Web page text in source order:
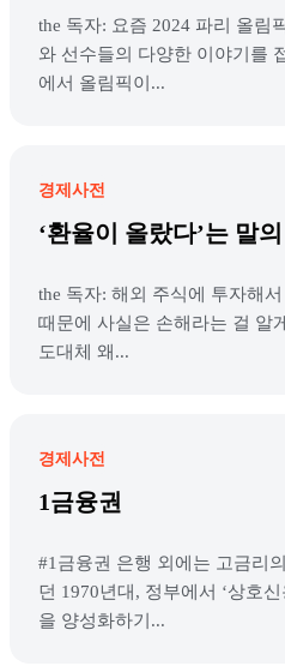
the 독자: 요즘 2024 파리 올림
와 선수들의 다양한 이야기를
에서 올림픽이...
경제사전
‘환율이 올랐다’는 말
the 독자: 해외 주식에 투자해
때문에 사실은 손해라는 걸 알
도대체 왜...
경제사전
1금융권
#1금융권 은행 외에는 고금리
던 1970년대, 정부에서 ‘상호
을 양성화하기...